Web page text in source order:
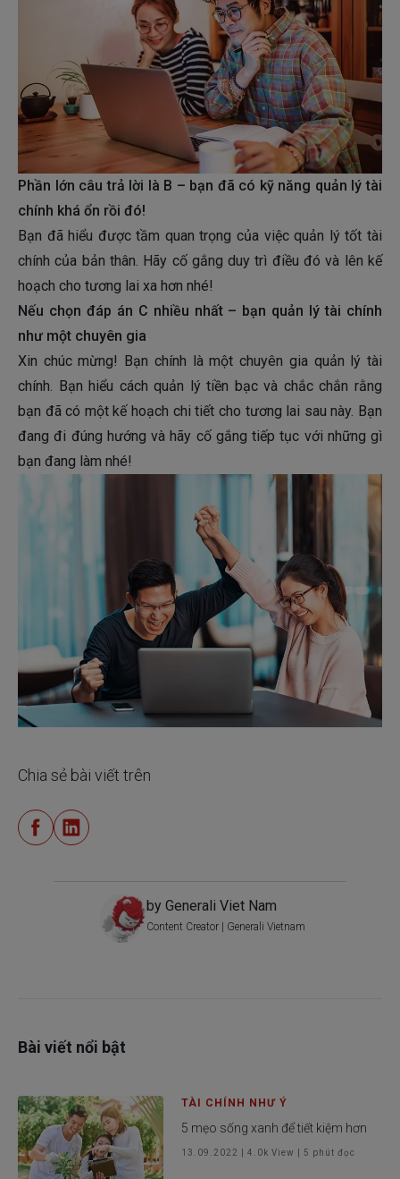
Phần lớn câu trả lời là B – bạn đã có kỹ năng quản lý tài
chính khá ổn rồi đó!
Bạn đã hiểu được tầm quan trọng của việc quản lý tốt tài
chính của bản thân. Hãy cố gắng duy trì điều đó và lên kế
hoạch cho tương lai xa hơn nhé!
Nếu chọn đáp án C nhiều nhất – bạn quản lý tài chính
như một chuyên gia
Xin chúc mừng! Bạn chính là một chuyên gia quản lý tài
chính. Bạn hiểu cách quản lý tiền bạc và chắc chắn rằng
bạn đã có một kế hoạch chi tiết cho tương lai sau này. Bạn
đang đi đúng hướng và hãy cố gắng tiếp tục với những gì
bạn đang làm nhé!
Chia sẻ bài viết trên
by Generali Viet Nam
Content Creator | Generali Vietnam
Bài viết nổi bật
TÀI CHÍNH NHƯ Ý
5 mẹo sống xanh để tiết kiệm hơn
13.09.2022 |4.0k View |5 phút đọc